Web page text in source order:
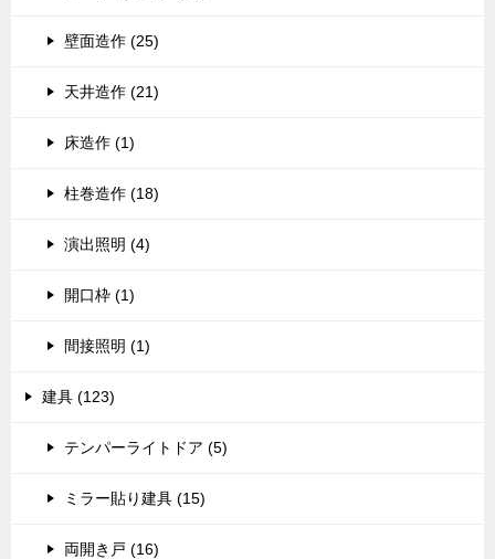
壁面造作 (25)
天井造作 (21)
床造作 (1)
柱巻造作 (18)
演出照明 (4)
開口枠 (1)
間接照明 (1)
建具 (123)
テンパーライトドア (5)
ミラー貼り建具 (15)
両開き戸 (16)